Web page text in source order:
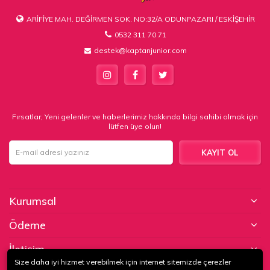
ARİFİYE MAH. DEĞİRMEN SOK. NO:32/A ODUNPAZARI / ESKİŞEHİR
0532 311 70 71
destek@kaptanjunior.com
Fırsatlar, Yeni gelenler ve haberlerimiz hakkında bilgi sahibi olmak için
lütfen üye olun!
KAYIT OL
Kurumsal
Ödeme
İletişim
Size daha iyi hizmet verebilmek için internet sitemizde çerezler